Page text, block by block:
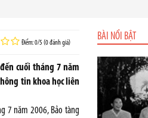
Điểm: 0/5 (0 đánh giá)
cuối tháng 7 năm
tin khoa học liên
7 năm 2006, Bảo tàng
BÀI NỔI BẬT